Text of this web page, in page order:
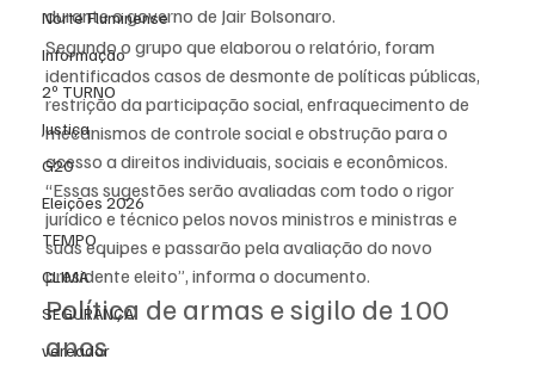
Norte Fluminense
Informação
2º TURNO
Justiça
G20
Eleições 2026
TEMPO
CLIMA
SEGURANÇA
vereador
durante o governo de Jair Bolsonaro.
Segundo o grupo que elaborou o relatório, foram
identificados casos de desmonte de políticas públicas,
restrição da participação social, enfraquecimento de
mecanismos de controle social e obstrução para o
acesso a direitos individuais, sociais e econômicos.
“Essas sugestões serão avaliadas com todo o rigor
jurídico e técnico pelos novos ministros e ministras e
suas equipes e passarão pela avaliação do novo
presidente eleito”, informa o documento.
Política de armas e sigilo de 100
anos